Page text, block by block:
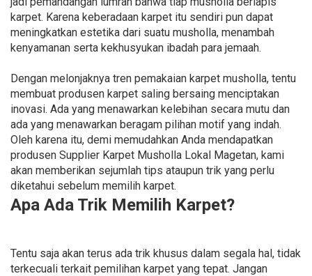
karpet. Karena keberadaan karpet itu sendiri pun dapat
meningkatkan estetika dari suatu musholla, menambah
kenyamanan serta kekhusyukan ibadah para jemaah.
Dengan melonjaknya tren pemakaian karpet musholla, tentu
membuat produsen karpet saling bersaing menciptakan
inovasi. Ada yang menawarkan kelebihan secara mutu dan
ada yang menawarkan beragam pilihan motif yang indah.
Oleh karena itu, demi memudahkan Anda mendapatkan
produsen Supplier Karpet Musholla Lokal Magetan, kami
akan memberikan sejumlah tips ataupun trik yang perlu
diketahui sebelum memilih karpet.
Apa Ada Trik Memilih Karpet?
Tentu saja akan terus ada trik khusus dalam segala hal, tidak
terkecuali terkait pemilihan karpet yang tepat. Jangan